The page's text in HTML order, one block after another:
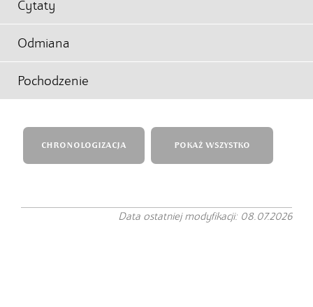
Cytaty
Odmiana
Pochodzenie
CHRONOLOGIZACJA POKAŻ WSZYSTKO
Data ostatniej modyfikacji: 08.07.2026